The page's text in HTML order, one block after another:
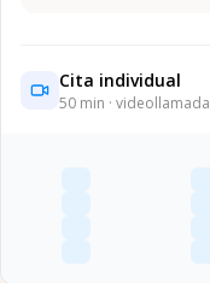
Cita individual
50 min · videollamada